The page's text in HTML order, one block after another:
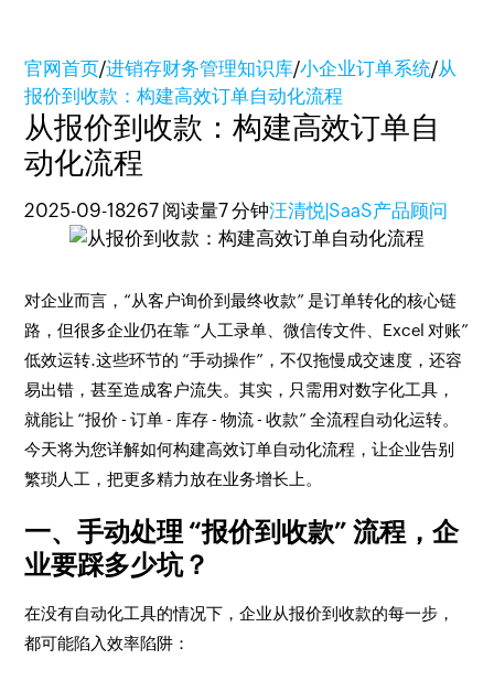
官网首页/进销存财务管理知识库/小企业订单系统/从
报价到收款：构建高效订单自动化流程​
从报价到收款：构建高效订单自
动化流程​
2025-09-18267 阅读量7 分钟汪清悦|SaaS产品顾问
对企业而言，“从客户询价到最终收款” 是订单转化的核心链
路，但很多企业仍在靠 “人工录单、微信传文件、Excel 对账”
低效运转.这些环节的 “手动操作”，不仅拖慢成交速度，还容
易出错，甚至造成客户流失。​其实，只需用对数字化工具，
就能让 “报价 - 订单 - 库存 - 物流 - 收款” 全流程自动化运转。
今天将为您详解如何构建高效订单自动化流程，让企业告别
繁琐人工，把更多精力放在业务增长上。​
一、手动处理 “报价到收款” 流程，企
业要踩多少坑？​
在没有自动化工具的情况下，企业从报价到收款的每一步，
都可能陷入效率陷阱：​